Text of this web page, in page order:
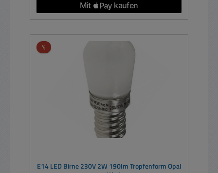
%Rabatt
E14 LED Birne 230V 2W 190lm Tropfenform Opal